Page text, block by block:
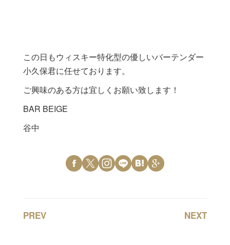
この日もウィスキー特化型の優しいバーテンダー
小久保君に任せております。
ご興味のある方は宜しくお願い致します！
BAR BEIGE
谷中
PREV NEXT